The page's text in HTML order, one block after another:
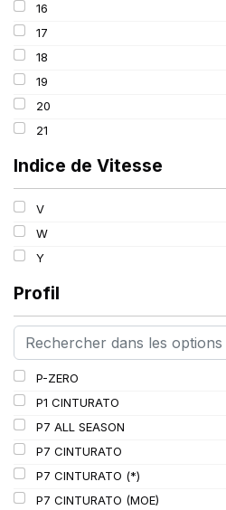
97
98
99
100
101
102
103
16
17
18
19
20
21
Indice de Vitesse
V
W
Y
Profil
P-ZERO
P1 CINTURATO
P7 ALL SEASON
P7 CINTURATO
P7 CINTURATO (*)
P7 CINTURATO (MOE)